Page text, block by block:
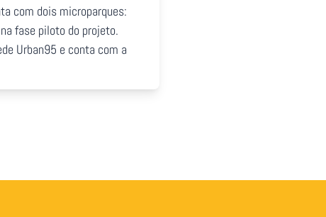
com dois microparques:
fase piloto do projeto.
Urban95 e conta com a